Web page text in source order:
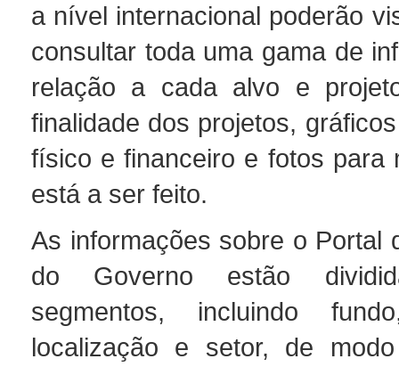
a nível internacional poderão
consultar toda uma gama de
relação a cada alvo e
finalidade dos projetos,
físico e financeiro e fotos para
está a ser feito.
As informações sobre o Portal
do Governo estão
segmentos, incluindo
localização e setor, de